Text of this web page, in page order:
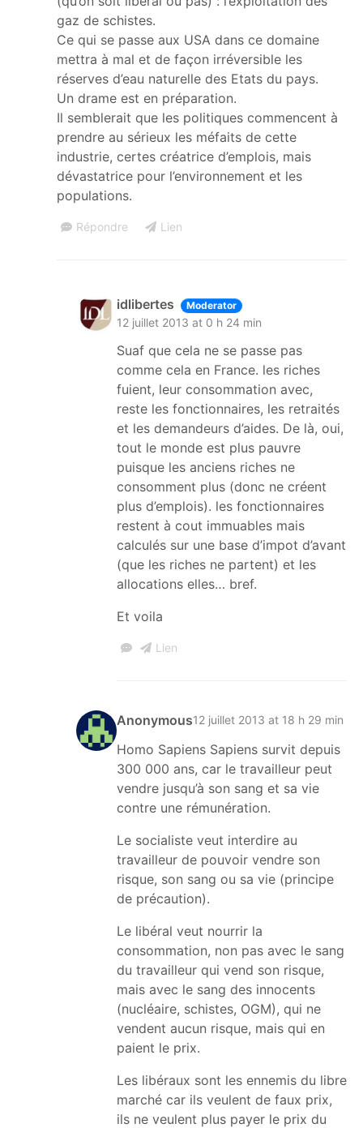
gaz de schistes.
Ce qui se passe aux USA dans ce domaine
mettra à mal et de façon irréversible les
réserves d’eau naturelle des Etats du pays.
Un drame est en préparation.
Il semblerait que les politiques commencent à
prendre au sérieux les méfaits de cette
industrie, certes créatrice d’emplois, mais
dévastatrice pour l’environnement et les
populations.
Répondre Lien
idlibertes Moderator
12 juillet 2013 at 0 h 24 min
Suaf que cela ne se passe pas
comme cela en France. les riches
fuient, leur consommation avec,
reste les fonctionnaires, les retraités
et les demandeurs d’aides. De là, oui,
tout le monde est plus pauvre
puisque les anciens riches ne
consomment plus (donc ne créent
plus d’emplois). les fonctionnaires
restent à cout immuables mais
calculés sur une base d’impot d’avant
(que les riches ne partent) et les
allocations elles… bref.
Et voila
Lien
Anonymous12 juillet 2013 at 18 h 29 min
Homo Sapiens Sapiens survit depuis
300 000 ans, car le travailleur peut
vendre jusqu’à son sang et sa vie
contre une rémunération.
Le socialiste veut interdire au
travailleur de pouvoir vendre son
risque, son sang ou sa vie (principe
de précaution).
Le libéral veut nourrir la
consommation, non pas avec le sang
du travailleur qui vend son risque,
mais avec le sang des innocents
(nucléaire, schistes, OGM), qui ne
vendent aucun risque, mais qui en
paient le prix.
Les libéraux sont les ennemis du libre
marché car ils veulent de faux prix,
ils ne veulent plus payer le prix du